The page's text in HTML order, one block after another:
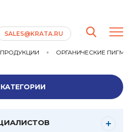
SALES@KRATA.RU
ОРГАНИЧЕСКИЕ
КАТЕГОРИИ